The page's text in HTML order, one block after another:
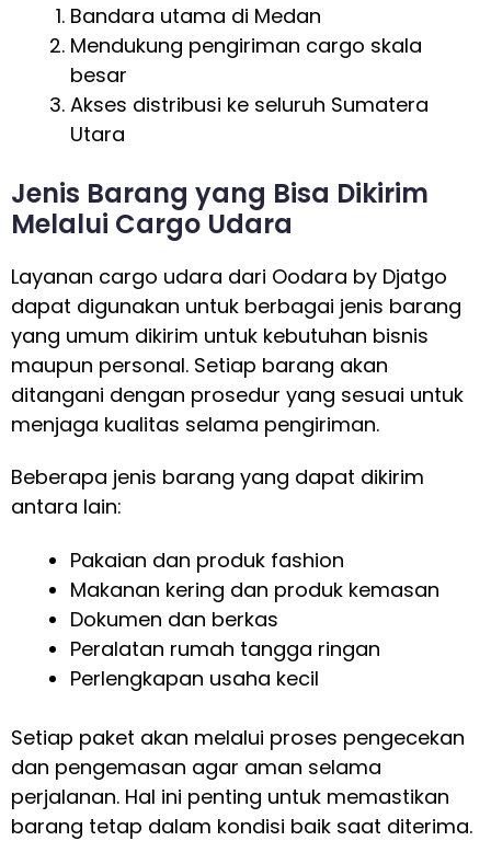
Bandara utama di Medan
Mendukung pengiriman cargo skala
besar
Akses distribusi ke seluruh Sumatera
Utara
Jenis Barang yang Bisa Dikirim
Melalui Cargo Udara
Layanan cargo udara dari Oodara by Djatgo
dapat digunakan untuk berbagai jenis barang
yang umum dikirim untuk kebutuhan bisnis
maupun personal. Setiap barang akan
ditangani dengan prosedur yang sesuai untuk
menjaga kualitas selama pengiriman.
Beberapa jenis barang yang dapat dikirim
antara lain:
Pakaian dan produk fashion
Makanan kering dan produk kemasan
Dokumen dan berkas
Peralatan rumah tangga ringan
Perlengkapan usaha kecil
Setiap paket akan melalui proses pengecekan
dan pengemasan agar aman selama
perjalanan. Hal ini penting untuk memastikan
barang tetap dalam kondisi baik saat diterima.